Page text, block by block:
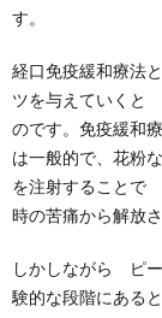
す。
経口免疫緩和療法
ツを与えていくと
のです。免疫緩和
は一般的で、花粉
を注射することで
時の苦痛から解放
しかしながら ピ
験的な段階にある